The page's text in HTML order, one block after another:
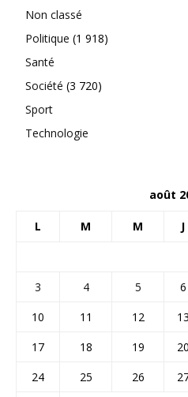
Non classé
Politique (1 918)
Santé
Société (3 720)
Sport
Technologie
août
L M M J
3
4 5 6
10
11 12 13
17
18 19 20
24
25 26